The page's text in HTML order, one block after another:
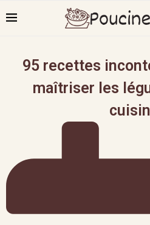
95 recettes
maîtriser les